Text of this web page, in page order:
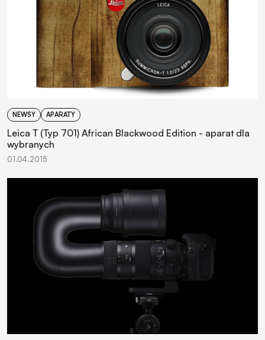
NEWSY APARATY
Leica T (Typ 701) African Blackwood Edition - aparat dla
wybranych
01.04.2015